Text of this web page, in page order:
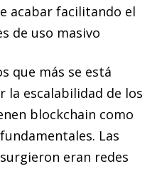
acabar facilitando el
de uso masivo
que más se está
la escalabilidad de los
blockchain como
Las
eran redes